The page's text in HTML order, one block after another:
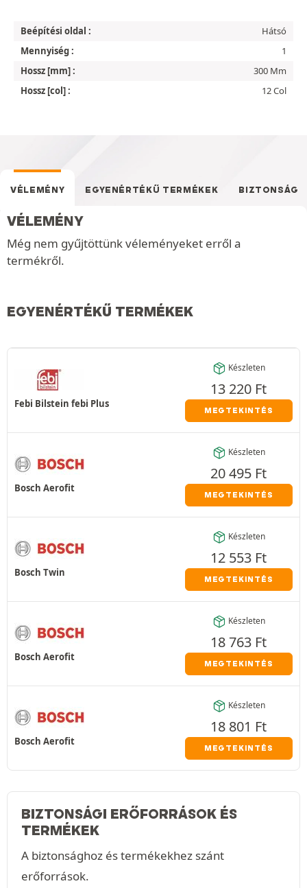
Beépítési oldal :
Hátsó
Mennyiség :
1
Hossz [mm] :
300 Mm
Hossz [col] :
12 Col
VÉLEMÉNY EGYENÉRTÉKŰ TERMÉKEK BIZTONSÁG
VÉLEMÉNY
Még nem gyűjtöttünk véleményeket erről a
termékről.
EGYENÉRTÉKŰ TERMÉKEK
Febi Bilstein febi Plus
Készleten
13 220 Ft
MEGTEKINTÉS
Bosch Aerofit
Készleten
20 495 Ft
MEGTEKINTÉS
Bosch Twin
Készleten
12 553 Ft
MEGTEKINTÉS
Bosch Aerofit
Készleten
18 763 Ft
MEGTEKINTÉS
Bosch Aerofit
Készleten
18 801 Ft
MEGTEKINTÉS
BIZTONSÁGI ERŐFORRÁSOK ÉS
TERMÉKEK
A biztonsághoz és termékekhez szánt
erőforrások.